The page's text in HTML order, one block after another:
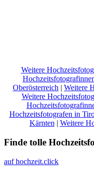
Weitere
Oberösterreich | Weitere
Weitere
Hochzeitsfotografen in
Kärnten | Weitere
Finde tolle
auf hochzeit.click